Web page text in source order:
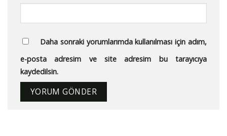
Daha sonraki yorumlarımda kullanılması için adım,
e-posta adresim ve site adresim bu tarayıcıya
kaydedilsin.